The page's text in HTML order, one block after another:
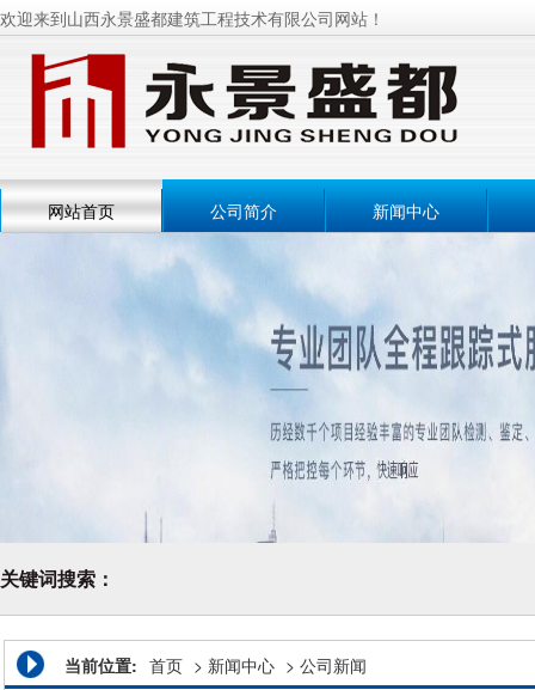
欢迎来到山西永景盛都建筑工程技术有限公司网站！
网站首页 公司简介 新闻中心
关键词搜索：
当前位置: 首页 > 新闻中心 > 公司新闻